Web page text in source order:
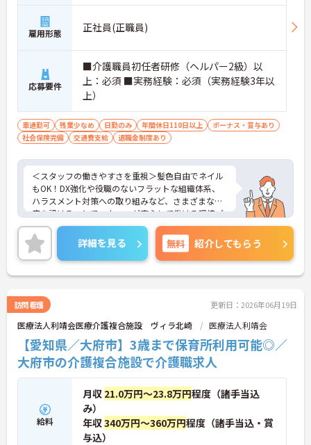
雇用形態 正社員(正職員)
応募要件
■介護職員初任者研修（ヘルパー2級）以
上：必須 ■実務経験：必須（実務経験3年以
上）
車通勤可 残業少なめ 日勤のみ 年間休日110日以上
ボーナス・賞与あり
社会保険完備
交通費支給 退職金制度あり
＜スタッフの働きやすさを重視＞髪色自由でネイル
もOK！DX強化や役職のないフラットな組織体系、
ハラスメント対策への取り組みなど、さまざまな制
度を設けることでスタッフが安心して働ける環境づ
くりに取り組まれています。
＜ライフスタイルに合わせた勤務形態＞夜勤ありの
シフト常勤、日勤専従、夜勤専従といったさまざま
な働き方が設定されている法人です。
＜チームで連携しながらのお仕事＞一人ひとりが主
野は互いで補い合うなど、チームとしてしっかりと
連携を取りながら日々の業務に努められています。
ご興味のある方には、面接対策ポイント等、さらに
詳細をお話ししますのでお気軽にご相談ください！
詳細を見る 無料 紹介してもらう
訪問看護 更新日：2026年06月19日
医療法人利靖会医療介護複合施設 ヴィラ北崎 医療法人利靖会
【愛知県／大府市】3歳まで保育所利用可能◎／
大府市の介護複合施設で介護職求人
給料
月収 21.0万円～23.8万円程度（諸手当込
み）
年収340万円～360万円程度（諸手当込・賞
与込）